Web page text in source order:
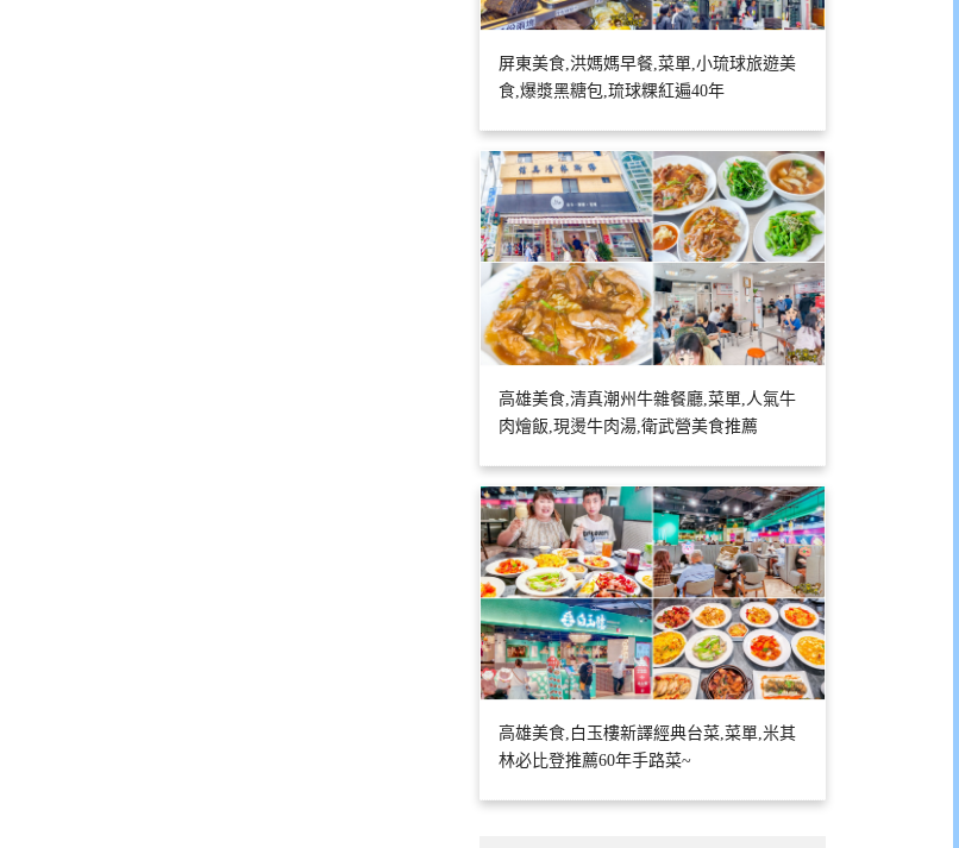
屏東美食,洪媽媽早餐,菜單,小琉球旅遊美
食,爆漿黑糖包,琉球粿紅遍40年
高雄美食,清真潮州牛雜餐廳,菜單,人氣牛
肉燴飯,現燙牛肉湯,衛武營美食推薦
高雄美食,白玉樓新譯經典台菜,菜單,米其
林必比登推薦60年手路菜~